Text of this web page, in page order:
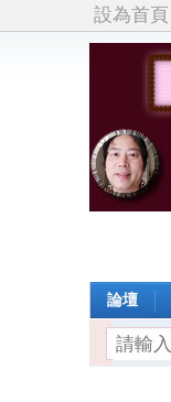
設為首頁
論壇